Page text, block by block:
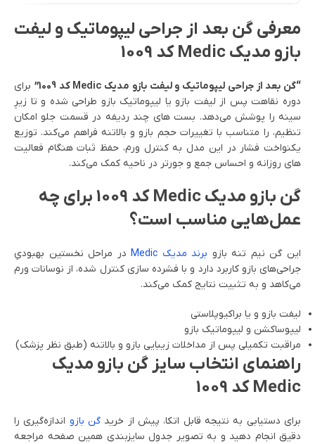
معرفی گن بعد از جراحی لیپوماتیک و لیفت
بازو مدیک Medic کد 1009
“گن بعد از جراحی لیپوماتیک و لیفت بازو مدیک Medic کد 1009”
برای
دوره نقاهت پس از لیفت بازو یا لیپوماتیک بازو طراحی شده و تا زیرِ
سینه را پوشش می‌دهد. بست های چند ردیفه در قسمت جلو امکان
تنظیم، را متناسب با تغییرات حجم بازو و بالاتنه فراهم می‌کند. توزیع
یکنواخت فشار در این مدل به کنترل ورم، حفظ ثبات هنگام فعالیت
های روزانه و احساس جمع و جورتر در ناحیه کمک می‌کند.
گن بازو مدیک Medic کد 1009 برای چه
عمل‌هایی مناسب است؟
این گن نیم تنه بازو برند مدیک Medic
در مراحل نخستین بهبودیِ
جراحی‌های بازو کاربرد دارد و با فشرده سازی کنترل شده، از نوسانات ورم
می‌کاهد و به تثبیت نتایج کمک می‌کند.
لیفت بازو و یا براکیوپلاستی
لیپوساکشن و لیپوماتیک بازو
مراقبت تکمیلی پس از مداخلات زیبایی بازو و بالاتنه (طبق نظر پزشک)
راهنمای انتخاب سایز گن بازو مدیک
Medic کد 1009
برای دستیابی به نتیجه قابل اتکا، پیش از خرید گن بازو اندازه‌گیری را
دقیق انجام دهید و به تصویر جدول سایزبندی همین صفحه مراجعه